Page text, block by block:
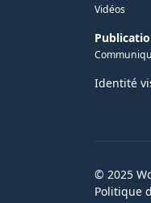
Vidéos
Identité
© 2025
Politique